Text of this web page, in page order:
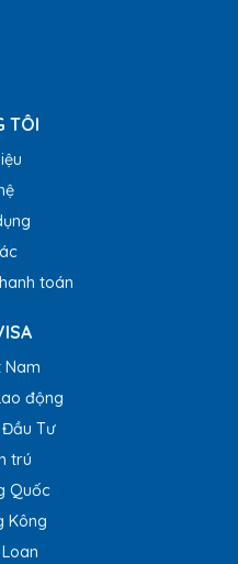
TÔI
toán
Nam
động
Tư
trú
Quốc
Kông